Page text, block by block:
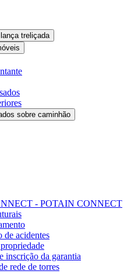
treliçada
sobre caminhão
- POTAIN CONNECT
de acidentes
inscrição da garantia
rede de torres